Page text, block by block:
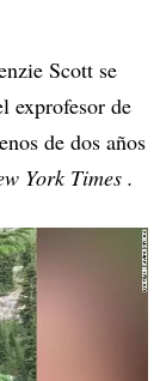
Scott se
exprofesor de
de dos años
York Times .